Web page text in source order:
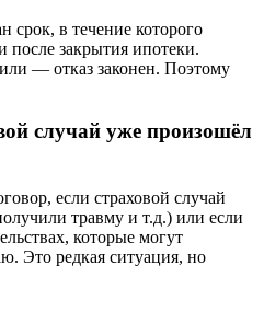
срок, в течение которого
после закрытия ипотеки.
— отказ законен. Поэтому
случай уже произошёл
если страховой случай
травму и т.д.) или если
которые могут
Это редкая ситуация, но